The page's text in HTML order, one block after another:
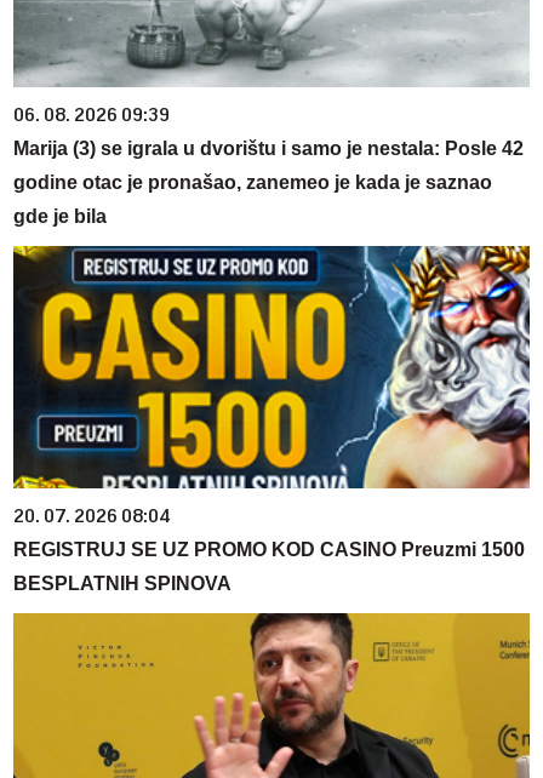
06. 08. 2026 09:39
Marija (3) se igrala u dvorištu i samo je nestala: Posle 42
godine otac je pronašao, zanemeo je kada je saznao
gde je bila
20. 07. 2026 08:04
REGISTRUJ SE UZ PROMO KOD CASINO Preuzmi 1500
BESPLATNIH SPINOVA